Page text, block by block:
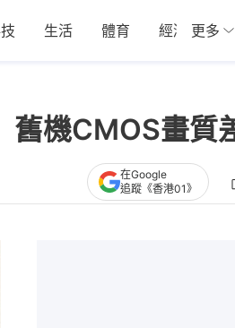
生活 體育 經濟 01
更多
機CMOS畫質
在Google
追蹤《香港01》